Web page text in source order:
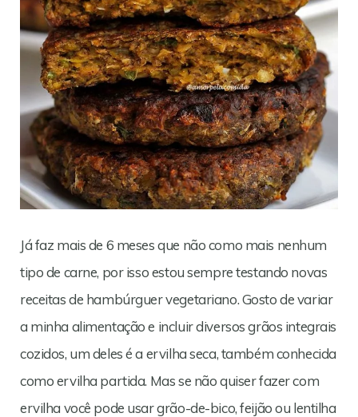
Já faz mais de 6 meses que não como mais nenhum
tipo de carne, por isso estou sempre testando novas
receitas de hambúrguer vegetariano. Gosto de variar
a minha alimentação e incluir diversos grãos integrais
cozidos, um deles é a ervilha seca, também conhecida
como ervilha partida. Mas se não quiser fazer com
ervilha você pode usar grão-de-bico, feijão ou lentilha